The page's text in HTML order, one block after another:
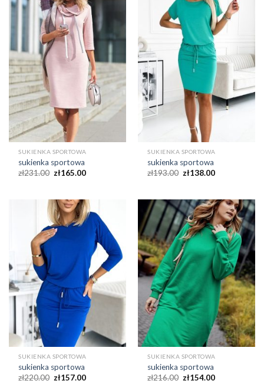
SUKIENKA SPORTOWA
sukienka sportowa
zł231.00 zł165.00
SUKIENKA SPORTOWA
sukienka sportowa
zł193.00 zł138.00
SUKIENKA SPORTOWA
sukienka sportowa
zł220.00 zł157.00
SUKIENKA SPORTOWA
sukienka sportowa
zł216.00 zł154.00